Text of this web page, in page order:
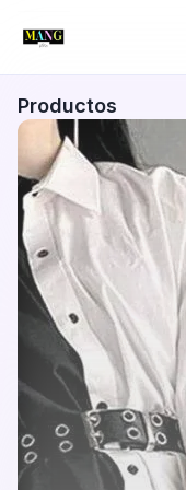
Productos